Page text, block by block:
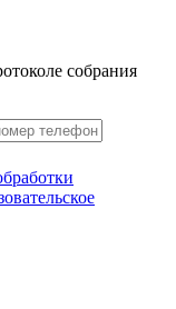
собрания